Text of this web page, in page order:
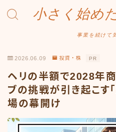
小さく始め
事業を続けて
Amazonせどり
トラブル事例
出品ノウハウ
2026.06.09 投資・株 PR
ヘリの半額で2028年商
ブの挑戦が引き起こす
場の幕開け